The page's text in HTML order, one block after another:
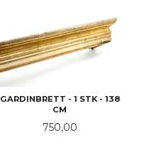
GARDINBRETT - 1 STK - 138
CM
Pris
750,00